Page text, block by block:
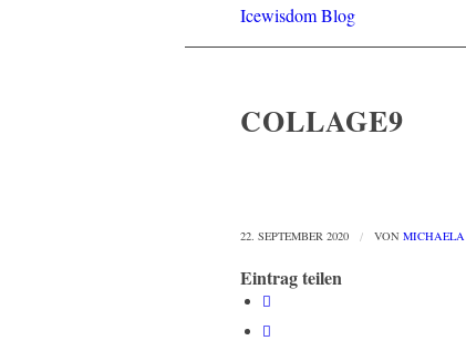
Icewisdom Blog
COLLAGE9
22. SEPTEMBER 2020 / VON MICHAELA
Eintrag teilen